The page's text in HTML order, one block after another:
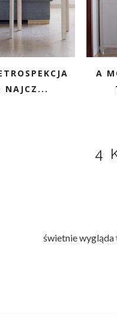
NAJCZ...
A
4
świetnie wygląda